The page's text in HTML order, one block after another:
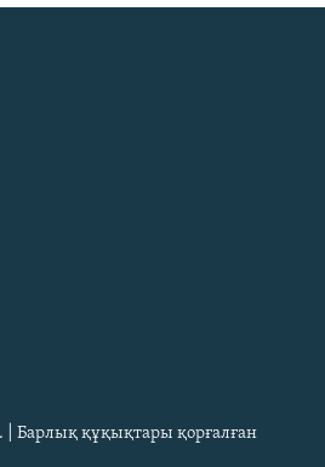
| Барлық құқықтары қорғалған